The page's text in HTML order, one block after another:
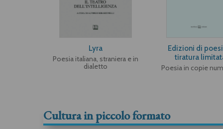
Lyra
Poesia italiana, straniera e in
dialetto
Edizioni di
tiratura
Poesia in copie
Cultura in piccolo formato